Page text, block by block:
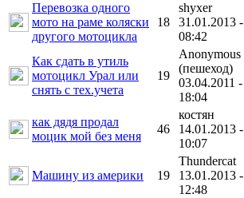
Перевозка одного
мото на раме коляски
другого мотоцикла
18
shyxer
31.01.2013 -
08:42
Как сдать в утиль
мотоцикл Урал или
снять с тех.учета
19
Anonymous
(пешеход)
03.04.2011 -
18:04
как дядя продал
моцик мой без меня
46
костян
14.01.2013 -
10:07
Машину из америки 19
Thundercat
13.01.2013 -
12:48